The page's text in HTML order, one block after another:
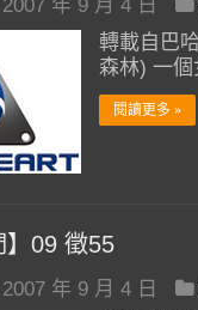
2007 年 9 月 4 日
轉載自巴
森林) 一
閱讀更多 »
】09 徵55
2007 年 9 月 4 日